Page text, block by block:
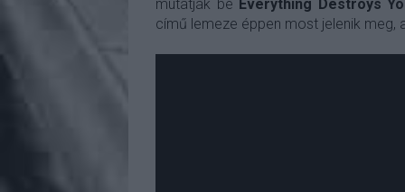
mutatják be Everything Destroys
című lemeze éppen most jelenik meg,